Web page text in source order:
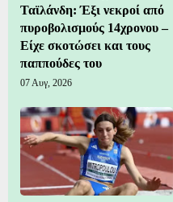
Ταϊλάνδη: Έξι νεκροί από
πυροβολισμούς 14χρονου –
Είχε σκοτώσει και τους
παππούδες του
07 Αυγ, 2026